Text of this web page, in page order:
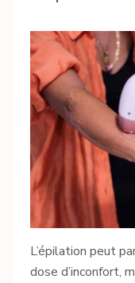
L’épilation peut
dose d’inconfort,